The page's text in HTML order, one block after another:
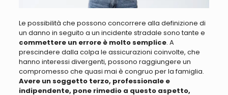
Le possibilità che possono concorrere alla definizione di
un danno in seguito a un incidente stradale sono tante e
commettere un errore è molto semplice. A
prescindere dalla colpa le assicurazioni coinvolte, che
hanno interessi divergenti, possono raggiungere un
compromesso che quasi mai è congruo per la famiglia.
Avere un soggetto terzo, professionale e
indipendente, pone rimedio a questo aspetto,